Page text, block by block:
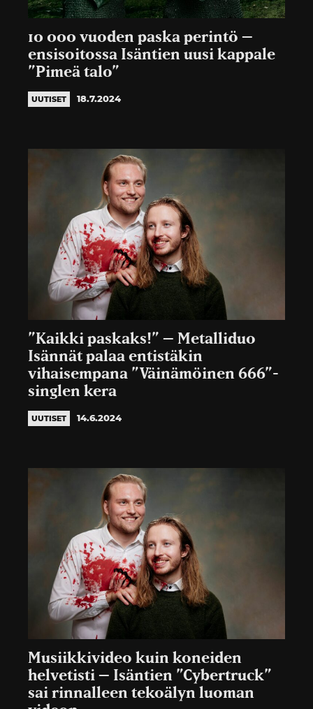
10 000 vuoden paska perintö –
ensisoitossa Isäntien uusi kappale
”Pimeä talo”
UUTISET 18.7.2024
”Kaikki paskaks!” – Metalliduo
Isännät palaa entistäkin
vihaisempana ”Väinämöinen 666”-
singlen kera
UUTISET 14.6.2024
Musiikkivideo kuin koneiden
helvetisti – Isäntien ”Cybertruck”
sai rinnalleen tekoälyn luoman